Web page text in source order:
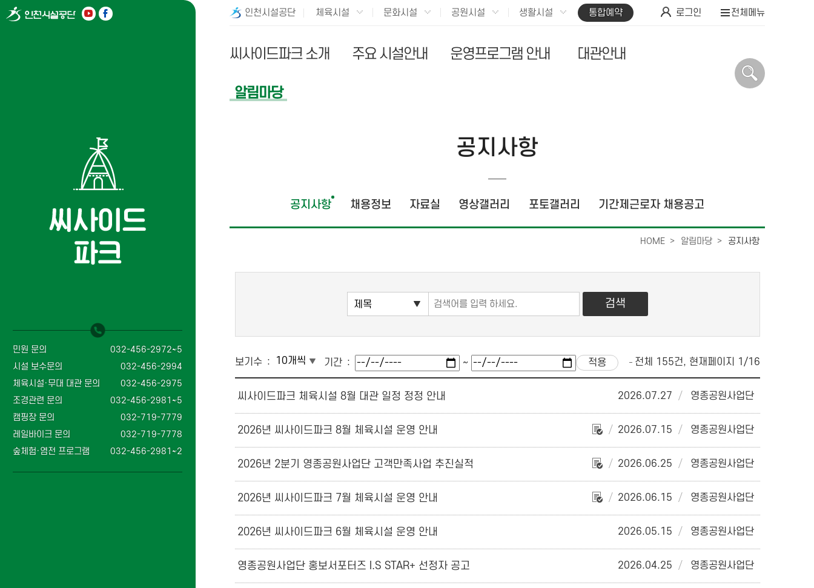
민원 문의
032-456-2972~5
시설 보수문의
032-456-2994
체육시설·무대 대관 문의
032-456-2975
조경관련 문의
032-456-2981~5
캠핑장 문의
032-719-7779
레일바이크 문의
032-719-7778
숲체험·염전 프로그램
032-456-2981~2
인천시설공단 체육시설 문화시설 공원시설 생활시설 통합예약 로그인 전체메뉴
씨사이드파크 소개 주요 시설안내 운영프로그램 안내 대관안내
알림마당
공지사항
공지사항 채용정보 자료실 영상갤러리 포토갤러리 기간제근로자 채용공고
HOME 알림마당 공지사항
보기수 기간 ~ 전체 155건, 현재페이지 1/16
씨사이드파크 체육시설 8월 대관 일정 정정 안내 2026.07.27 영종공원사업단
2026년 씨사이드파크 8월 체육시설 운영 안내 2026.07.15 영종공원사업단
2026년 2분기 영종공원사업단 고객만족사업 추진실적 2026.06.25 영종공원사업단
2026년 씨사이드파크 7월 체육시설 운영 안내 2026.06.15 영종공원사업단
2026년 씨사이드파크 6월 체육시설 운영 안내 2026.05.15 영종공원사업단
영종공원사업단 홍보서포터즈 I.S STAR+ 선정자 공고 2026.04.25 영종공원사업단